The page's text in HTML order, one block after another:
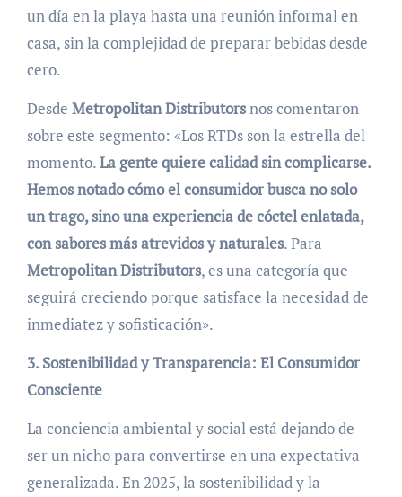
un día en la playa hasta una reunión informal en
casa, sin la complejidad de preparar bebidas desde
cero.
Desde Metropolitan Distributorsnos comentaron
sobre este segmento: «Los RTDs son la estrella del
momento.La gente quiere calidad sin complicarse.
Hemos notado cómo el consumidor busca no solo
un trago, sino una experiencia de cóctel enlatada,
con sabores más atrevidos y naturales. Para
Metropolitan Distributors, es una categoría que
seguirá creciendo porque satisface la necesidad de
inmediatez y sofisticación».
3. Sostenibilidad y Transparencia: El Consumidor
Consciente
La conciencia ambiental y social está dejando de
ser un nicho para convertirse en una expectativa
generalizada. En 2025, la sostenibilidad y la